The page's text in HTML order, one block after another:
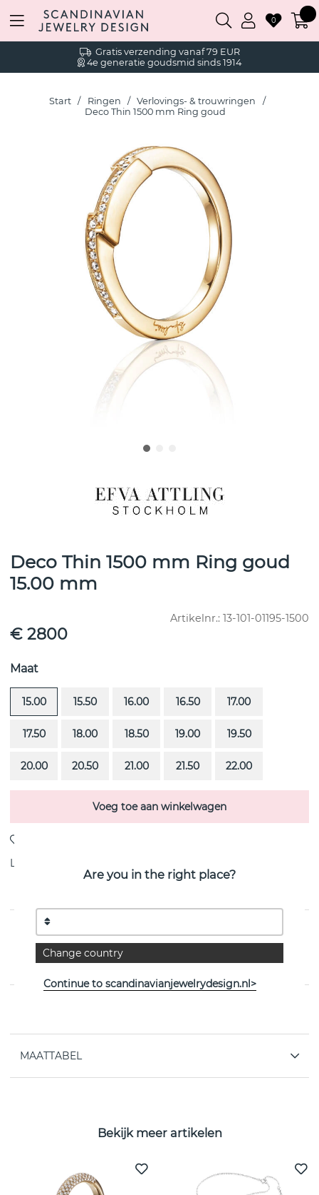
Gratis verzending vanaf 79 EUR
4e generatie goudsmid sinds 1914
0
Start Ringen
Verlovings- & trouwringen
Deco Thin 1500 mm Ring goud
Deco Thin 1500 mm Ring goud
15.00 mm
Artikelnr.: 13-101-01195-1500
€ 2800
Maat
15.00 15.50 16.00 16.50 17.00
17.50 18.00 18.50 19.00 19.50
20.00 20.50 21.00 21.50 22.00
Voeg toe aan winkelwagen
Levering:
PRODUCTOMSCHRIJVING
Deco Thin 1500 mm is een 18k goud ring van het
MAATTABEL
Bekijk meer artikelen
Are you in the right place?
Change country
Continue to scandinavianjewelrydesign.nl>